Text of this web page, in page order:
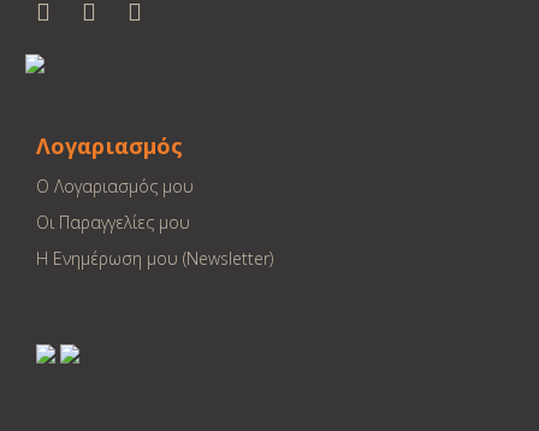
Λογαριασμός
Ο Λογαριασμός μου
Οι Παραγγελίες μου
Η Ενημέρωση μου (Newsletter)